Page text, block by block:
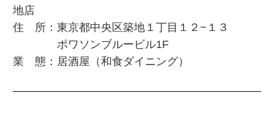
地店
住 所：東京都中央区築地１丁目１２−１３
ポワソンブルービル1F
業 態：居酒屋（和食ダイニング）